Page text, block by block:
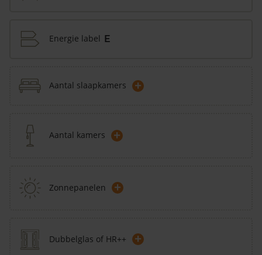
Energie label E
Aantal slaapkamers +
Aantal kamers +
Zonnepanelen +
Dubbelglas of HR++ +